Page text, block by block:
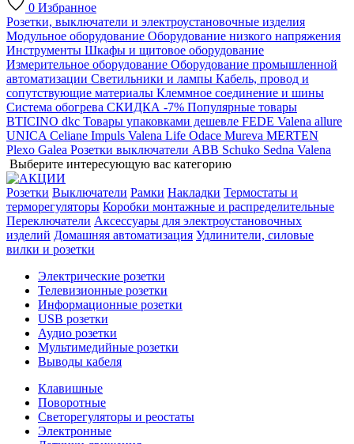
0 Избранное
Розетки, выключатели и электроустановочные изделия
Модульное оборудование Оборудование низкого напряжения
Инструменты Шкафы и щитовое оборудование
Измерительное оборудование Оборудование промышленной
автоматизации Светильники и лампы Кабель, провод и
сопутствующие материалы Клеммное соединение и шины
Система обогрева СКИДКА -7% Популярные товары
BTICINO dkc Товары упаковками дешевле FEDE Valena allure
UNICA Celiane Impuls Valena Life Odace Mureva MERTEN
Plexo Galea Розетки выключатели ABB Schuko Sedna Valena
Выберите интересующую вас категорию
Розетки Выключатели Рамки Накладки Термостаты и
терморегуляторы Коробки монтажные и распределительные
Переключатели Аксессуары для электроустановочных
изделий Домашняя автоматизация Удлинители, силовые
вилки и розетки
Электрические розетки
Телевизионные розетки
Информационные розетки
USB розетки
Аудио розетки
Мультимедийные розетки
Выводы кабеля
Клавишные
Поворотные
Светорегуляторы и реостаты
Электронные